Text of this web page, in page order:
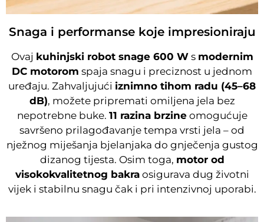
Snaga i performanse koje impresioniraju
Ovaj kuhinjski robot snage 600 Ws modernim
DC motorom spaja snagu i preciznost u jednom
uređaju. Zahvaljujući iznimno tihom radu (45–68
dB), možete pripremati omiljena jela bez
nepotrebne buke. 11 razina brzineomogućuje
savršeno prilagođavanje tempa vrsti jela – od
nježnog miješanja bjelanjaka do gnječenja gustog
dizanog tijesta. Osim toga, motor od
visokokvalitetnog bakraosigurava dug životni
vijek i stabilnu snagu čak i pri intenzivnoj uporabi.